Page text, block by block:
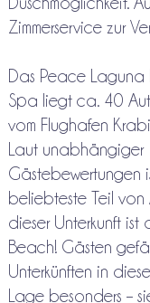
Zimmerservice zur
Das Peace Laguna
Spa liegt ca. 40
vom Flughafen
Laut unabhängiger
Gästebewertungen
beliebteste Teil
dieser Unterkunft
Beach! Gästen
Unterkünften in
Lage besonders –